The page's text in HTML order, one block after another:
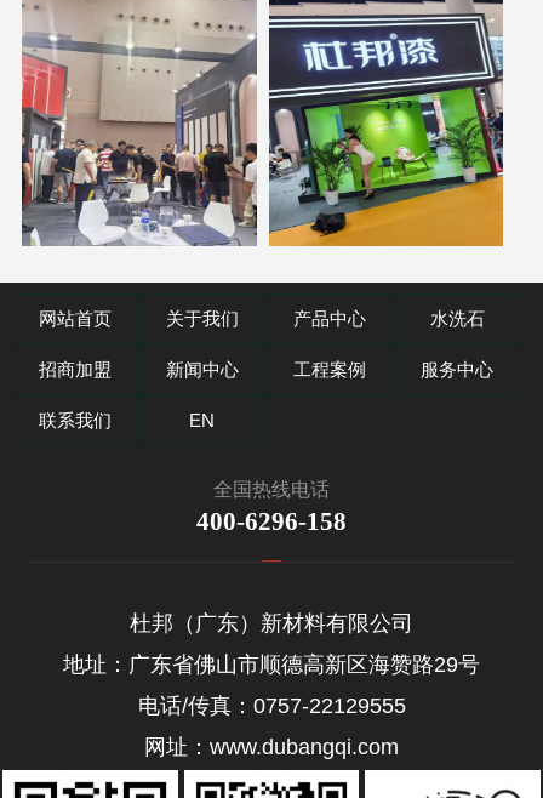
网站首页 关于我们 产品中心 水洗石
招商加盟 新闻中心 工程案例 服务中心
联系我们 EN
全国热线电话
400-6296-158
杜邦（广东）新材料有限公司
地址：广东省佛山市顺德高新区海赞路29号
电话/传真：0757-22129555
网址：www.dubangqi.com